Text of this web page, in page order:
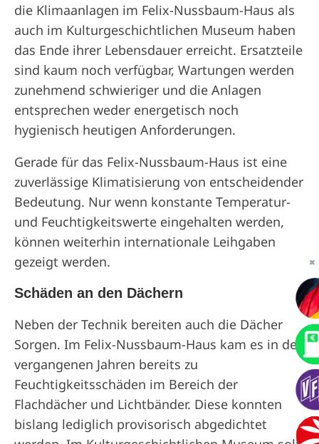
die Klimaanlagen im Felix-Nussbaum-Haus als
auch im Kulturgeschichtlichen Museum haben
das Ende ihrer Lebensdauer erreicht. Ersatzteile
sind kaum noch verfügbar, Wartungen werden
zunehmend schwieriger und die Anlagen
entsprechen weder energetisch noch
hygienisch heutigen Anforderungen.
Gerade für das Felix-Nussbaum-Haus ist eine
zuverlässige Klimatisierung von entscheidender
Bedeutung. Nur wenn konstante Temperatur-
und Feuchtigkeitswerte eingehalten werden,
können weiterhin internationale Leihgaben
gezeigt werden.
Schäden an den Dächern
Neben der Technik bereiten auch die Dächer
Sorgen. Im Felix-Nussbaum-Haus kam es in den
vergangenen Jahren bereits zu
Feuchtigkeitsschäden im Bereich der
Flachdächer und Lichtbänder. Diese konnten
bislang lediglich provisorisch abgedichtet
✖